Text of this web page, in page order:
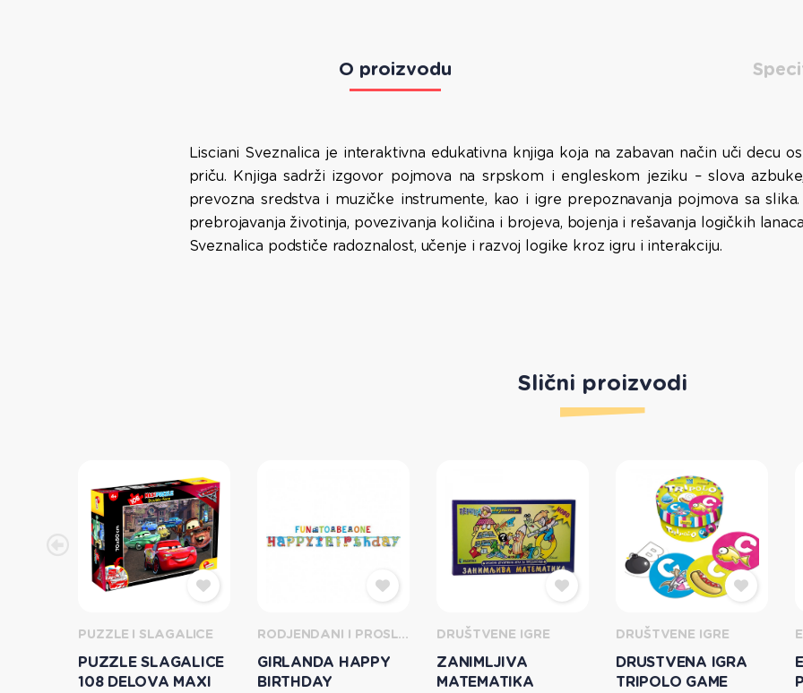
O proizvodu
Lisciani Sveznalica je interaktivna edukativna knjiga koja na zabavan način uči decu
priču. Knjiga sadrži izgovor pojmova na srpskom i engleskom jeziku – slova
prevozna sredstva i muzičke instrumente, kao i igre prepoznavanja pojmova sa
prebrojavanja životinja, povezivanja količina i brojeva, bojenja i rešavanja logičkih
Sveznalica podstiče radoznalost, učenje i razvoj logike kroz igru i interakciju.
Slični proizvodi
PUZZLE I SLAGALICE
PUZZLE SLAGALICE
108 DELOVA MAXI
RODJENDANI I PROSLAVE
GIRLANDA HAPPY
BIRTHDAY
DRUŠTVENE IGRE
ZANIMLJIVA
MATEMATIKA
DRUŠTVENE IGRE
DRUSTVENA IGRA
TRIPOLO GAME